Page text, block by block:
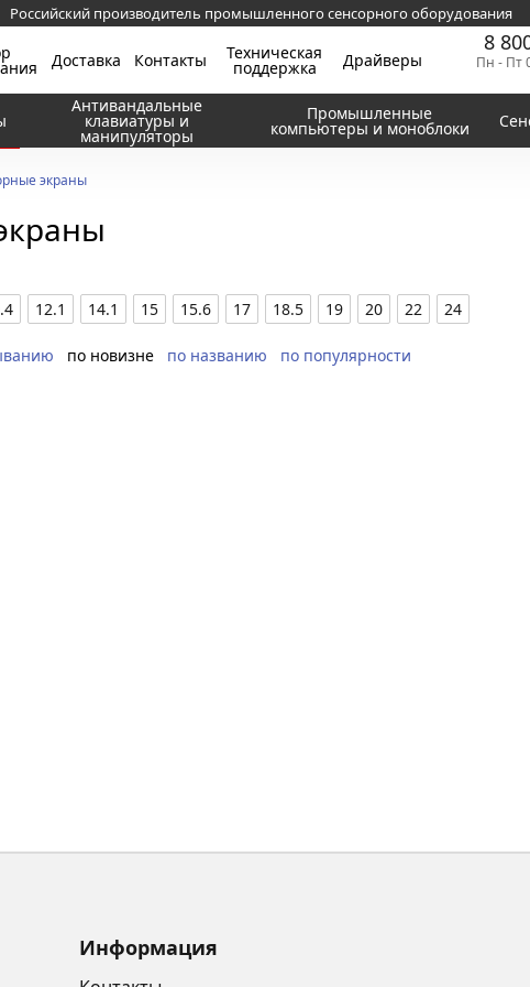
Российский производитель промышленного сенсорного оборудования
Доставка Контакты Техническая
поддержка Драйверы
8
Пн - Пт
Антивандальные
клавиатуры и
манипуляторы
Промышленные
компьютеры и моноблоки
экраны
12.1 14.1 15 15.6 17 18.5 19 20 22 24
по новизне по названию по популярности
Информация